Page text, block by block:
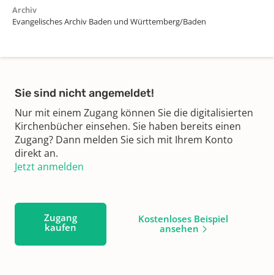
Archiv
Evangelisches Archiv Baden und Württemberg/Baden
Sie sind nicht angemeldet!
Nur mit einem Zugang können Sie die digitalisierten
Kirchenbücher einsehen. Sie haben bereits einen
Zugang? Dann melden Sie sich mit Ihrem Konto
direkt an.
Jetzt anmelden
Zugang
kaufen
Kostenloses Beispiel
ansehen